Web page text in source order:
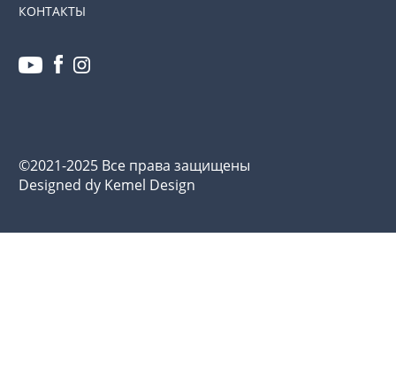
КОНТАКТЫ
©2021-2025 Все права защищены
Designed dy Kemel Design